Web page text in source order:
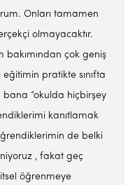
Onları tamamen
olmayacaktır.
bakımından çok geniş
eğitimin pratikte sınıfta
bana “okulda hiçbirşey
kanıtlamak
de belki
, fakat geç
öğrenmeye